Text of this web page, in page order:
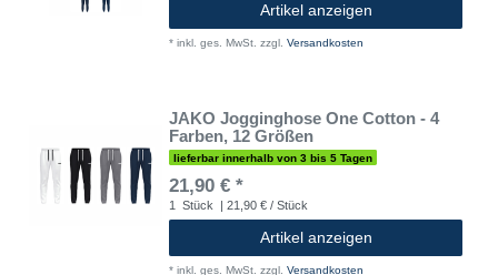
Artikel anzeigen
* inkl. ges. MwSt. zzgl. Versandkosten
JAKO Jogginghose One Cotton - 4
Farben, 12 Größen
lieferbar innerhalb von 3 bis 5 Tagen
21,90 € *
1 Stück | 21,90 € / Stück
Artikel anzeigen
* inkl. ges. MwSt. zzgl. Versandkosten